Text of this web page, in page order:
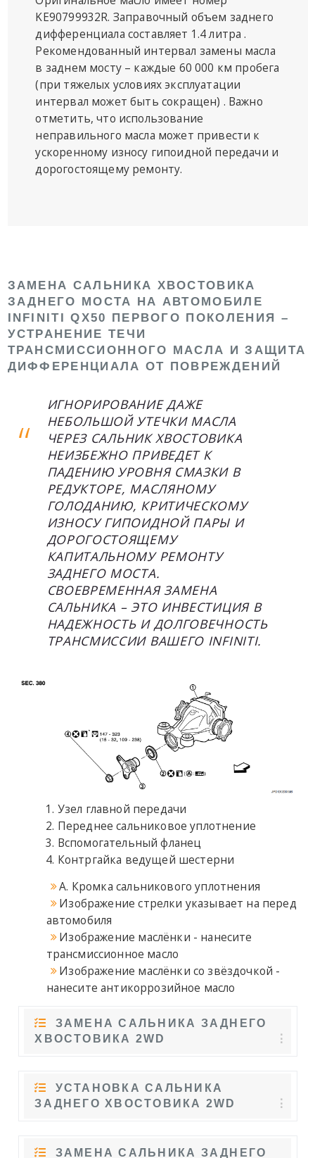
KE90799932R. Заправочный объем заднего
дифференциала составляет 1.4 литра .
Рекомендованный интервал замены масла
в заднем мосту – каждые 60 000 км пробега
(при тяжелых условиях эксплуатации
интервал может быть сокращен) . Важно
отметить, что использование
неправильного масла может привести к
ускоренному износу гипоидной передачи и
дорогостоящему ремонту.
ЗАМЕНА САЛЬНИКА ХВОСТОВИКА
ЗАДНЕГО МОСТА НА АВТОМОБИЛЕ
INFINITI QX50 ПЕРВОГО ПОКОЛЕНИЯ –
УСТРАНЕНИЕ ТЕЧИ
ТРАНСМИССИОННОГО МАСЛА И ЗАЩИТА
ДИФФЕРЕНЦИАЛА ОТ ПОВРЕЖДЕНИЙ
ИГНОРИРОВАНИЕ ДАЖЕ
НЕБОЛЬШОЙ УТЕЧКИ МАСЛА
ЧЕРЕЗ САЛЬНИК ХВОСТОВИКА
НЕИЗБЕЖНО ПРИВЕДЕТ К
ПАДЕНИЮ УРОВНЯ СМАЗКИ В
РЕДУКТОРЕ, МАСЛЯНОМУ
ГОЛОДАНИЮ, КРИТИЧЕСКОМУ
ИЗНОСУ ГИПОИДНОЙ ПАРЫ И
ДОРОГОСТОЯЩЕМУ
КАПИТАЛЬНОМУ РЕМОНТУ
ЗАДНЕГО МОСТА.
СВОЕВРЕМЕННАЯ ЗАМЕНА
САЛЬНИКА – ЭТО ИНВЕСТИЦИЯ В
НАДЕЖНОСТЬ И ДОЛГОВЕЧНОСТЬ
ТРАНСМИССИИ ВАШЕГО INFINITI.
Узел главной передачи
Переднее сальниковое уплотнение
Вспомогательный фланец
Контргайка ведущей шестерни
A. Кромка сальникового уплотнения
Изображение стрелки указывает на перед
автомобиля
Изображение маслёнки - нанесите
трансмиссионное масло
Изображение маслёнки со звёздочкой -
нанесите антикоррозийное масло
ЗАМЕНА САЛЬНИКА ЗАДНЕГО
ХВОСТОВИКА 2WD
УСТАНОВКА САЛЬНИКА
ЗАДНЕГО ХВОСТОВИКА 2WD
ЗАМЕНА САЛЬНИКА ЗАДНЕГО